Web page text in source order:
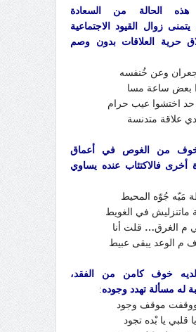
الحالة من السعادة
يتمنى زوال القيود الاجتماعية
حرية العلاقات بدون وصم
وعن خُنفسه
بعض ساعة مسا
حد اختشوا عيب حرام
علاقة متدنسة
الخوف من الغوص في أعماق
أخرى فالاكتئاب عنده يساوي
مَيّه جُوّه المحيط
ماتنزليش في الغويط
م الغرق… قلت أنا
م الوعد يبقى عبيط
لديه خوف كامن من الفقد،
له مسألة تهدد وجوده:
ووقفت موقف وجود
قلبي يا بْده تجود